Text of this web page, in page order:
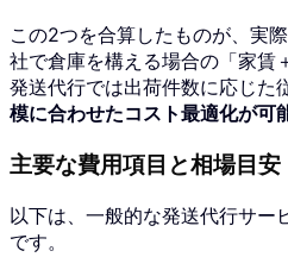
この2つを合算したものが、実
社で倉庫を構える場合の「家賃
発送代行では出荷件数に応じた
模に合わせたコスト最適化が可
主要な費用項目と相場目安
以下は、一般的な発送代行サー
です。